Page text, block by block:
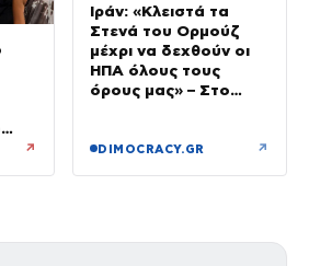
↗
Ιράν: «Κλειστά τα
Στενά του Ορμούζ
μέχρι να δεχθούν οι
ΗΠΑ όλους τους
όρους μας» – Στο
DIMOCRACY.GR ↗